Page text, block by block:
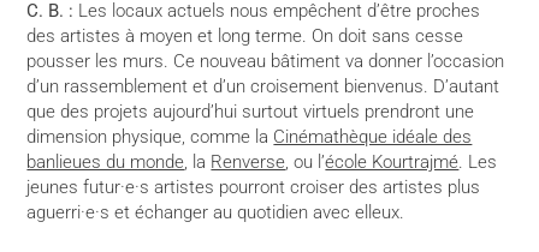
C. B. : Les locaux actuels nous empêchent d’être proches
des artistes à moyen et long terme. On doit sans cesse
pousser les murs. Ce nouveau bâtiment va donner l’occasion
d’un rassemblement et d’un croisement bienvenus. D’autant
que des projets aujourd’hui surtout virtuels prendront une
dimension physique, comme la Cinémathèque idéale des
banlieues du monde, la Renverse, ou l’école Kourtrajmé. Les
jeunes futur·e·s artistes pourront croiser des artistes plus
aguerri·e·s et échanger au quotidien avec elleux.